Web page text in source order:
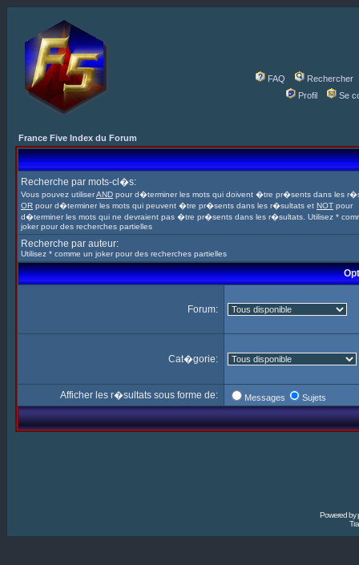
FAQ
Rechercher
Profil
Se
France Five Index du Forum
Recherche par mots-cl�s:
Vous pouvez utiliserAND pour d�terminer les mots qui doivent �tre pr�sents dans les
OR pour d�terminer les mots qui peuvent �tre pr�sents dans les r�sultats et NOT pour
d�terminer les mots qui ne devraient pas �tre pr�sents dans les r�sultats. Utilisez *
joker pour des recherches partielles
Recherche par auteur:
Utilisez * comme un joker pour des recherches partielles
Forum:
Cat�gorie:
Afficher les r�sultats sous forme de: Messages Sujets
Powered by